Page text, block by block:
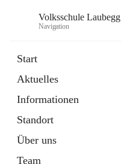
Volksschule Laubegg
Navigation
Start
Aktuelles
Informationen
Standort
Über uns
Team